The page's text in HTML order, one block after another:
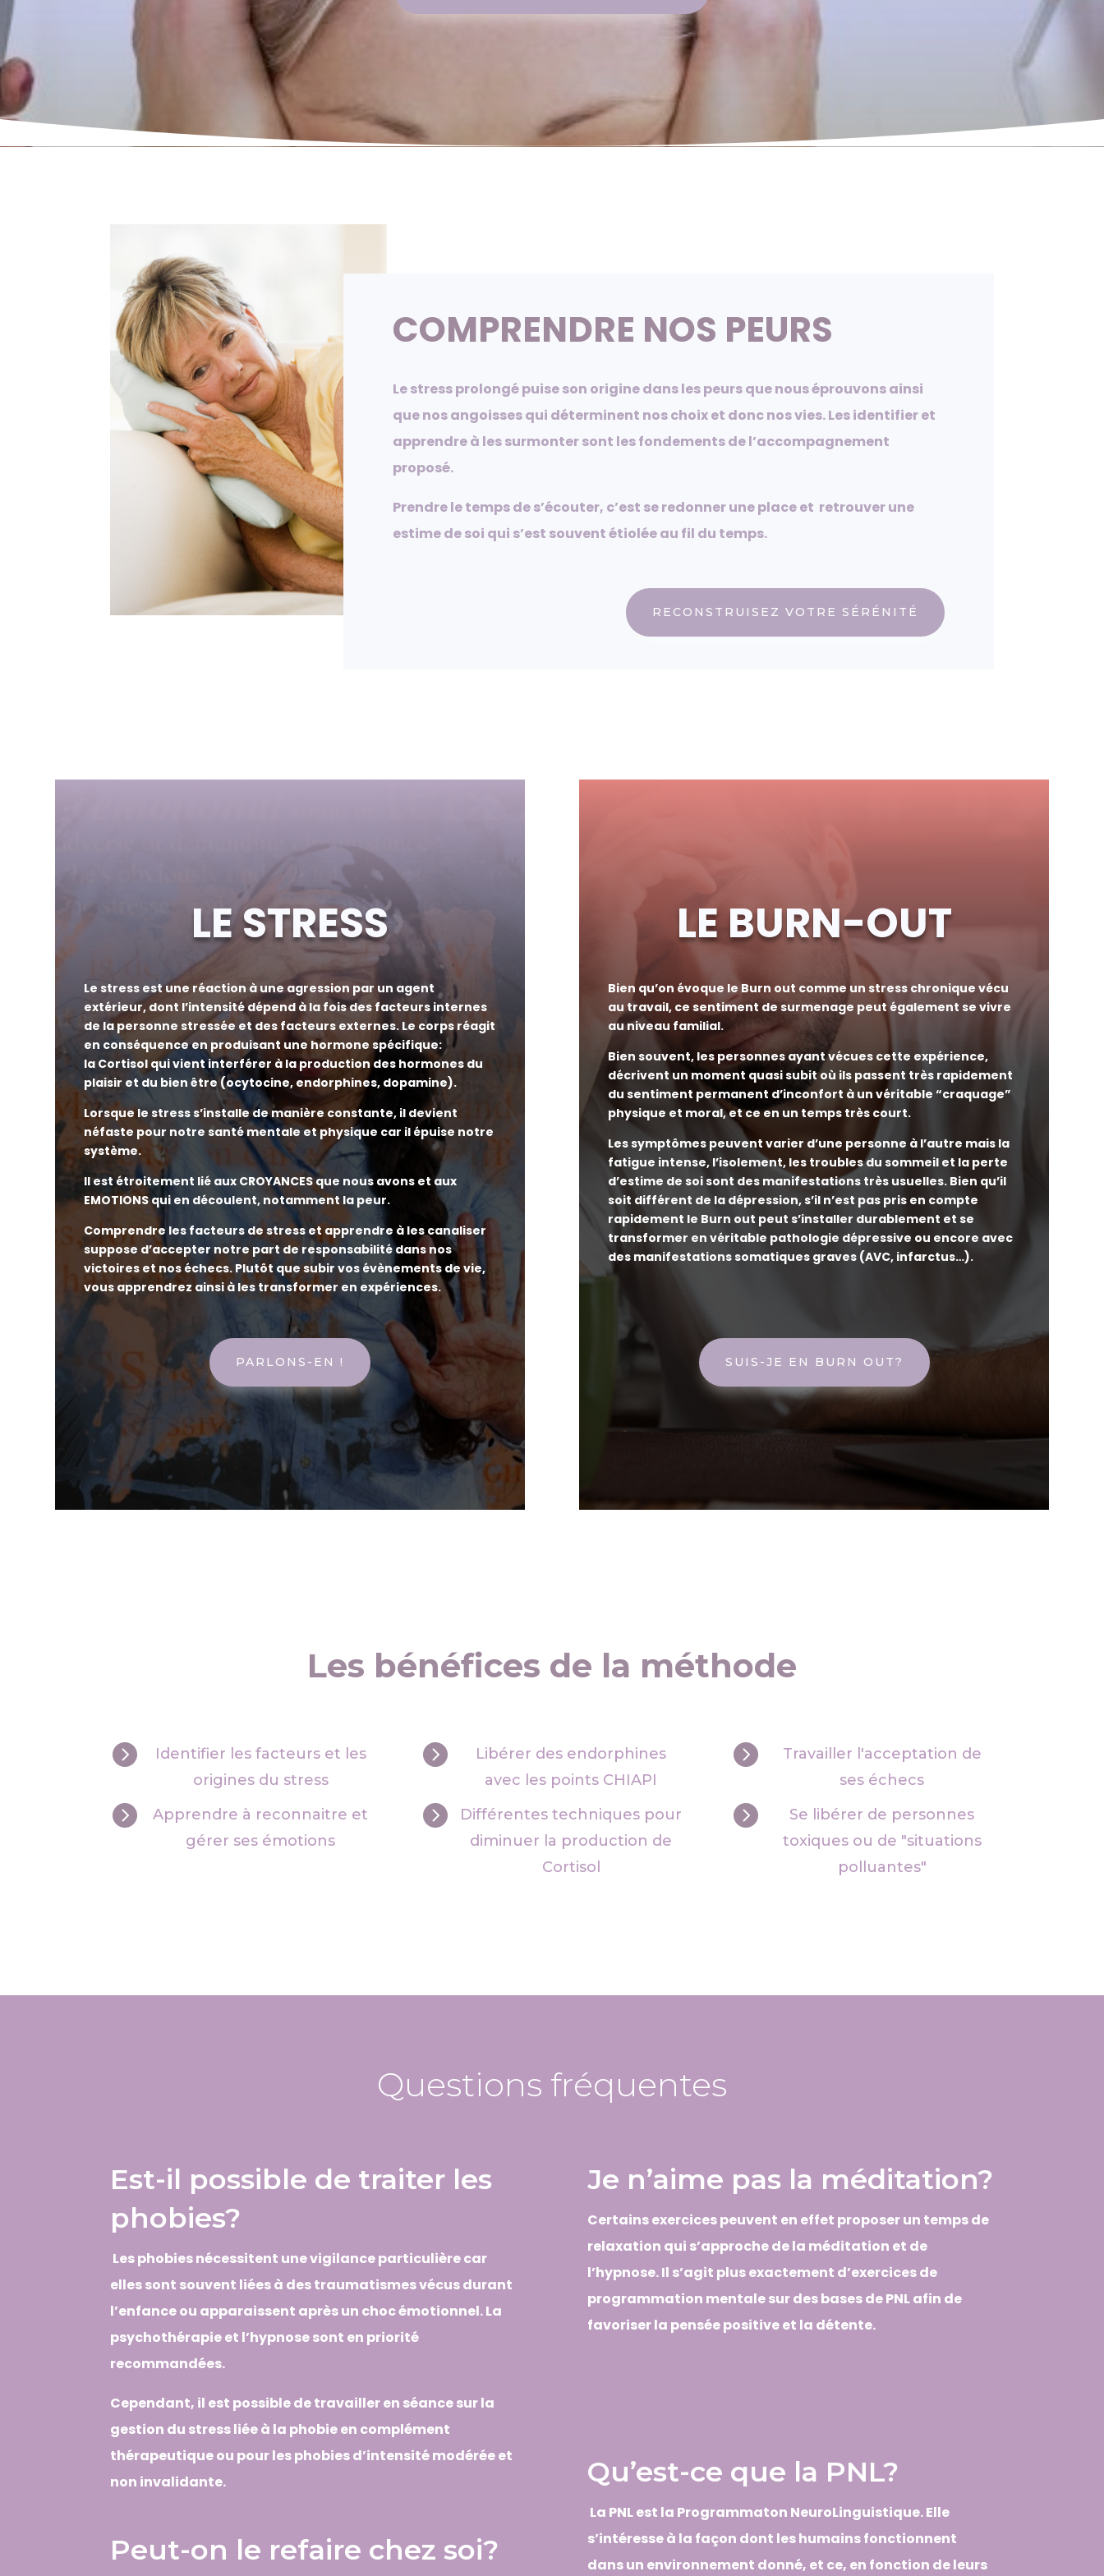
COMPRENDRE NOS PEURS
Le stress prolongé puise son origine dans les peurs que nous éprouvons ainsi
que nos angoisses qui déterminent nos choix et donc nos vies. Les identifier et
apprendre à les surmonter sont les fondements de l’accompagnement
proposé.
Prendre le temps de s’écouter, c’est se redonner une place et retrouver une
estime de soi qui s’est souvent étiolée au fil du temps.
RECONSTRUISEZ VOTRE SÉRÉNITÉ
LE STRESS
Le stress est une réaction à une agression par un agent
extérieur, dont l’intensité dépend à la foisdes facteurs internes
de la personne stressée et des facteurs externes. Le corps réagit
en conséquence en produisant une hormone spécifique:
la Cortisol qui vient interférer à la production des hormones du
plaisir et du bien être (ocytocine, endorphines, dopamine).
Lorsque le stress s’installe de manière constante, il devient
néfaste pour notre santé mentale et physique car il épuise notre
système.
Il est étroitement lié aux CROYANCES que nous avons et aux
EMOTIONS qui en découlent, notamment la peur.
Comprendre les facteurs de stress et apprendre à les canaliser
suppose d’accepter notre part de responsabilité dans nos
victoires et nos échecs. Plutôt que subir vos évènements de vie,
vous apprendrez ainsi à les transformer en expériences.
PARLONS-EN !
LE BURN-OUT
Bien qu’on évoque le Burn out comme un stress chronique vécu
au travail, ce sentiment de surmenage peut également se vivre
au niveau familial.
Bien souvent, les personnes ayant vécues cette expérience,
décrivent un moment quasi subit où ils passent très rapidement
du sentiment permanent d’inconfort à un véritable “craquage”
physique et moral, et ce en un temps très court.
Les symptômes peuvent varier d’une personne à l’autre mais la
fatigue intense, l’isolement, les troubles du sommeil et la perte
d’estime de soi sont des manifestations très usuelles. Bien qu’il
soit différent de la dépression, s’il n’est pas pris en compte
rapidement le Burn out peut s’installer durablement et se
transformer en véritable pathologie dépressive ou encore avec
des manifestations somatiques graves (AVC, infarctus…).
SUIS-JE EN BURN OUT?
Les bénéfices de la méthode

Identifier les facteurs et les
origines du stress

Apprendre à reconnaitre et
gérer ses émotions

Libérer des endorphines
avec les points CHIAPI

Différentes techniques pour
diminuer la production de
Cortisol

Travailler l'acceptation de
ses échecs

Se libérer de personnes
toxiques ou de "situations
polluantes"
Questions fréquentes
Est-il possible de traiter les
phobies?
Les phobies nécessitent une vigilance particulière car
elles sont souvent liées à des traumatismes vécus durant
l’enfance ou apparaissent après un choc émotionnel. La
psychothérapie et l’hypnose sont en priorité
recommandées.
Cependant, il est possible de travailler en séance sur la
gestion du stress liée à la phobie en complément
thérapeutique ou pour les phobies d’intensité modérée et
non invalidante.
Peut-on le refaire chez soi?
Je n’aime pas la méditation?
Certains exercices peuvent en effet proposer un temps de
relaxation qui s’approche de la méditation et de
l’hypnose. Il s’agit plus exactement d’exercices de
programmation mentale sur des bases de PNL afin de
favoriser la pensée positive et la détente.
Qu’est-ce que la PNL?
La PNL est la Programmaton NeuroLinguistique. Elle
s’intéresse à la façon dont les humains fonctionnent
dans un environnement donné, et ce, en fonction de leurs